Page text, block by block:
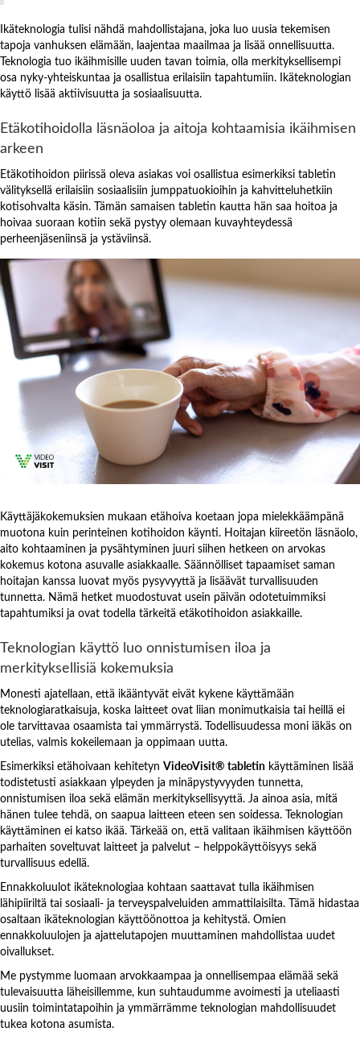
Ikäteknologia tulisi nähdä mahdollistajana, joka luo uusia tekemisen
tapoja vanhuksen elämään, laajentaa maailmaa ja lisää onnellisuutta.
Teknologia tuo ikäihmisille uuden tavan toimia, olla merkityksellisempi
osa nyky-yhteiskuntaa ja osallistua erilaisiin tapahtumiin. Ikäteknologian
käyttö lisää aktiivisuutta ja sosiaalisuutta.
Etäkotihoidolla läsnäoloa ja aitoja kohtaamisia ikäihmisen
arkeen
Etäkotihoidon piirissä oleva asiakas voi osallistua esimerkiksi tabletin
välityksellä erilaisiin sosiaalisiin jumppatuokioihin ja kahvitteluhetkiin
kotisohvalta käsin. Tämän samaisen tabletin kautta hän saa hoitoa ja
hoivaa suoraan kotiin sekä pystyy olemaan kuvayhteydessä
perheenjäseniinsä ja ystäviinsä.
Käyttäjäkokemuksien mukaan etähoiva koetaan jopa mielekkäämpänä
muotona kuin perinteinen kotihoidon käynti. Hoitajan kiireetön läsnäolo,
aito kohtaaminen ja pysähtyminen juuri siihen hetkeen on arvokas
kokemus kotona asuvalle asiakkaalle. Säännölliset tapaamiset saman
hoitajan kanssa luovat myös pysyvyyttä ja lisäävät turvallisuuden
tunnetta. Nämä hetket muodostuvat usein päivän odotetuimmiksi
tapahtumiksi ja ovat todella tärkeitä etäkotihoidon asiakkaille.
Teknologian käyttö luo onnistumisen iloa ja
merkityksellisiä kokemuksia
Monesti ajatellaan, että ikääntyvät eivät kykene käyttämään
teknologiaratkaisuja, koska laitteet ovat liian monimutkaisia tai heillä ei
ole tarvittavaa osaamista tai ymmärrystä. Todellisuudessa moni iäkäs on
utelias, valmis kokeilemaan ja oppimaan uutta.
Esimerkiksi etähoivaan kehitetyn VideoVisit® tabletin käyttäminen lisää
todistetusti asiakkaan ylpeyden ja minäpystyvyyden tunnetta,
onnistumisen iloa sekä elämän merkityksellisyyttä. Ja ainoa asia, mitä
hänen tulee tehdä, on saapua laitteen eteen sen soidessa. Teknologian
käyttäminen ei katso ikää. Tärkeää on, että valitaan ikäihmisen käyttöön
parhaiten soveltuvat laitteet ja palvelut – helppokäyttöisyys sekä
turvallisuus edellä.
Ennakkoluulot ikäteknologiaa kohtaan saattavat tulla ikäihmisen
lähipiiriltä tai sosiaali- ja terveyspalveluiden ammattilaisilta. Tämä hidastaa
osaltaan ikäteknologian käyttöönottoa ja kehitystä. Omien
ennakkoluulojen ja ajattelutapojen muuttaminen mahdollistaa uudet
oivallukset.
Me pystymme luomaan arvokkaampaa ja onnellisempaa elämää sekä
tulevaisuutta läheisillemme, kun suhtaudumme avoimesti ja uteliaasti
uusiin toimintatapoihin ja ymmärrämme teknologian mahdollisuudet
tukea kotona asumista.